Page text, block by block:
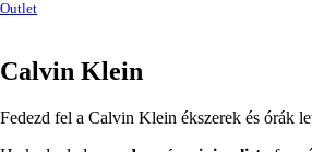
Outlet
Calvin Klein
Fedezd fel a Calvin Klein ékszerek és órák